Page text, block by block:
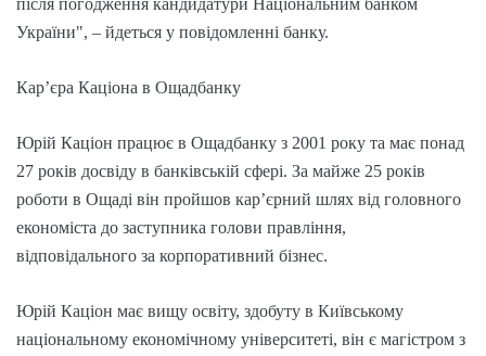
України", – йдеться у повідомленні банку.
Кар’єра Каціона в Ощадбанку
Юрій Каціон працює в Ощадбанку з 2001 року та має понад
27 років досвіду в банківській сфері. За майже 25 років
роботи в Ощаді він пройшов кар’єрний шлях від головного
економіста до заступника голови правління,
відповідального за корпоративний бізнес.
Юрій Каціон має вищу освіту, здобуту в Київському
національному економічному університеті, він є магістром з